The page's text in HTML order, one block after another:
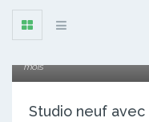
60 000 xaf
mois